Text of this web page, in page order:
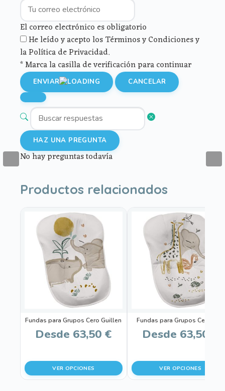
El correo electrónico es obligatorio
He leído y acepto los Términos y Condiciones y
la Política de Privacidad.
* Marca la casilla de verificación para continuar
ENVIAR CANCELAR
HAZ UNA PREGUNTA
No hay preguntas todavía
Productos relacionados
Fundas para Grupos Cero Guillen
Desde 63,50 €
VER OPCIONES
producto
tiene
múltiples
variantes.
opciones
elegir
página
de
Fundas para Grupos Cero Izan
Desde 63,50
VER OPCIONES
producto
tiene
múltiples
variantes.
opciones
elegir
página
de